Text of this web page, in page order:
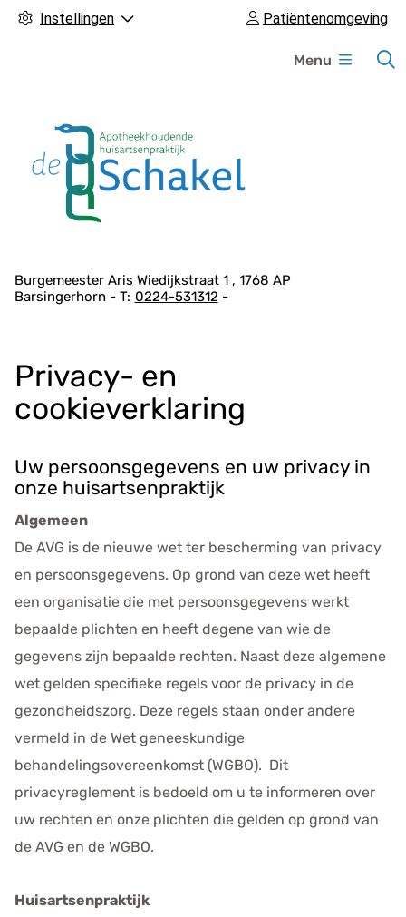
Instellingen Patiëntenomgeving
Menu
A
d
s
e
e
v
e
n
s
Burgemeester Aris Wiedijkstraat 1
1768 AP
Barsingerhorn
0224-531312
Privacy- en
cookieverklaring
Uw persoonsgegevens en uw privacy in
onze huisartsenpraktijk
Algemeen
De AVG is de nieuwe wet ter bescherming van privacy
en persoonsgegevens. Op grond van deze wet heeft
een organisatie die met persoonsgegevens werkt
bepaalde plichten en heeft degene van wie de
gegevens zijn bepaalde rechten. Naast deze algemene
wet gelden specifieke regels voor de privacy in de
gezondheidszorg. Deze regels staan onder andere
vermeld in de Wet geneeskundige
behandelingsovereenkomst (WGBO). Dit
privacyreglement is bedoeld om u te informeren over
uw rechten en onze plichten die gelden op grond van
de AVG en de WGBO.
Huisartsenpraktijk